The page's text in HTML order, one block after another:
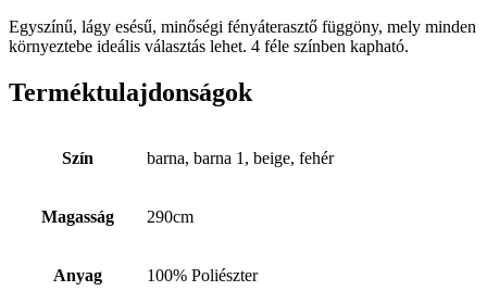
Egyszínű, lágy esésű, minőségi fényáterasztő függöny, mely minden
környeztebe ideális választás lehet. 4 féle színben kapható.
Terméktulajdonságok
Szín barna, barna 1, beige, fehér
Magasság 290cm
Anyag 100% Poliészter